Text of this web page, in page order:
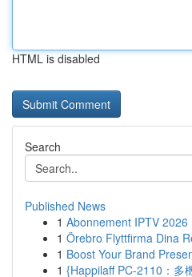
HTML is disabled
Search
Published News
1 Abonnement IPTV
1 Örebro Flyttfirma Dina
1 Boost Your Brand
1 {Happilaff PC-2110：多